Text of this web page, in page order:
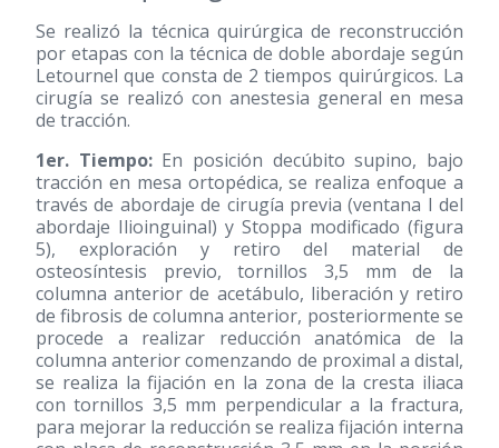
Se realizó la técnica quirúrgica de reconstrucción
por etapas con la técnica de doble abordaje según
Letournel que consta de 2 tiempos quirúrgicos. La
cirugía se realizó con anestesia general en mesa
de tracción.
1er. Tiempo:En posición decúbito supino, bajo
tracción en mesa ortopédica, se realiza enfoque a
través de abordaje de cirugía previa (ventana I del
abordaje Ilioinguinal) y Stoppa modificado (figura
5), exploración y retiro del material de
osteosíntesis previo, tornillos 3,5 mm de la
columna anterior de acetábulo, liberación y retiro
de fibrosis de columna anterior, posteriormente se
procede a realizar reducción anatómica de la
columna anterior comenzando de proximal a distal,
se realiza la fijación en la zona de la cresta iliaca
con tornillos 3,5 mm perpendicular a la fractura,
para mejorar la reducción se realiza fijación interna